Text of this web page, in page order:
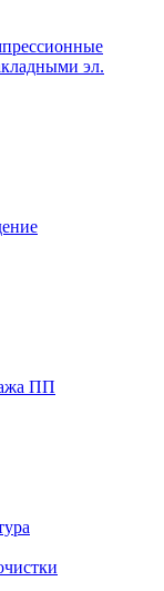
эл.
ПП